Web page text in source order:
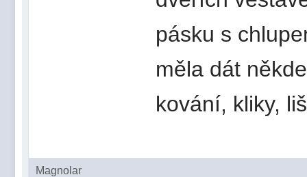
pásku s
měla dát
kování, kliky,
Magnolar